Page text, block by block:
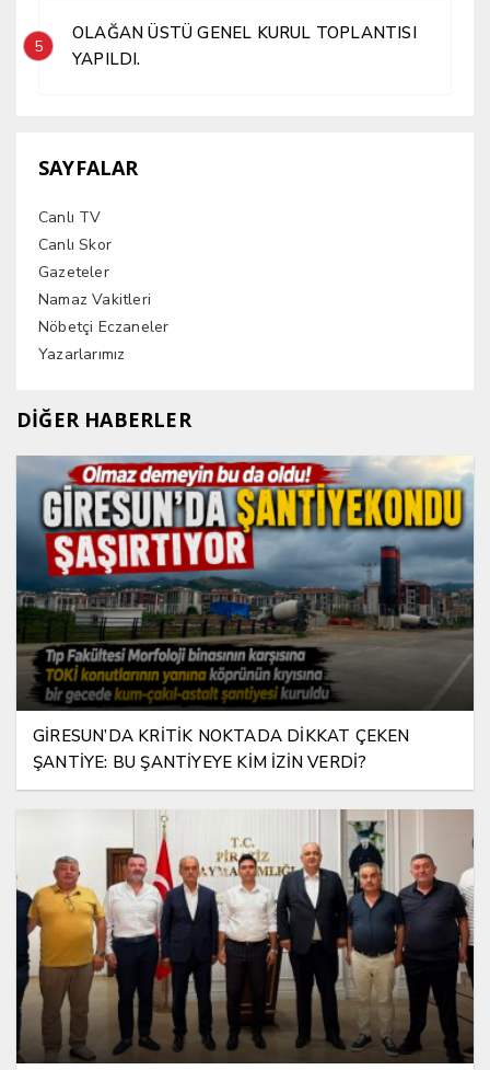
5
OLAĞAN ÜSTÜ GENEL KURUL TOPLANTISI
YAPILDI.
SAYFALAR
Canlı TV
Canlı Skor
Gazeteler
Namaz Vakitleri
Nöbetçi Eczaneler
Yazarlarımız
DİĞER HABERLER
GİRESUN’DA KRİTİK NOKTADA DİKKAT ÇEKEN
ŞANTİYE: BU ŞANTİYEYE KİM İZİN VERDİ?